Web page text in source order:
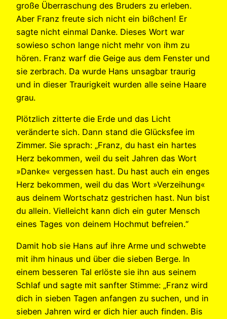
große Überraschung des Bruders zu erleben.
Aber Franz freute sich nicht ein bißchen! Er
sagte nicht einmal Danke. Dieses Wort war
sowieso schon lange nicht mehr von ihm zu
hören. Franz warf die Geige aus dem Fenster und
sie zerbrach. Da wurde Hans unsagbar traurig
und in dieser Traurigkeit wurden alle seine Haare
grau.
Plötzlich zitterte die Erde und das Licht
veränderte sich. Dann stand die Glücksfee im
Zimmer. Sie sprach: „Franz, du hast ein hartes
Herz bekommen, weil du seit Jahren das Wort
»Danke« vergessen hast. Du hast auch ein enges
Herz bekommen, weil du das Wort »Verzeihung«
aus deinem Wortschatz gestrichen hast. Nun bist
du allein. Vielleicht kann dich ein guter Mensch
eines Tages von deinem Hochmut befreien.“
Damit hob sie Hans auf ihre Arme und schwebte
mit ihm hinaus und über die sieben Berge. In
einem besseren Tal erlöste sie ihn aus seinem
Schlaf und sagte mit sanfter Stimme: „Franz wird
dich in sieben Tagen anfangen zu suchen, und in
sieben Jahren wird er dich hier auch finden. Bis